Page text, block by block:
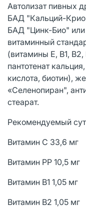
Автолизат пивных
БАД "Кальций-
БАД "Цинк-Био" или
витаминный
(витамины Е, В1, В2,
пантотенат
кислота, биотин),
«Селенопиран",
стеарат.
Рекомендуемый
Витамин С 33,6 мг
Витамин РР 10,5 мг
Витамин В1 1,05 мг
Витамин В2 1,05 мг